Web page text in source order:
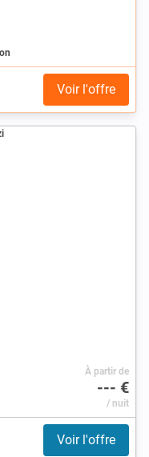
Voir l'offre
À partir de
--- €
/ nuit
Voir l'offre